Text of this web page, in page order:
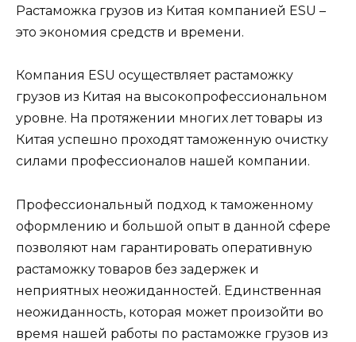
Растаможка грузов из Китая компанией ESU –
это экономия средств и времени.
Компания ESU осуществляет растаможку
грузов из Китая на высокопрофессиональном
уровне. На протяжении многих лет товары из
Китая успешно проходят таможенную очистку
силами профессионалов нашей компании.
Профессиональный подход к таможенному
оформлению и большой опыт в данной сфере
позволяют нам гарантировать оперативную
растаможку товаров без задержек и
неприятных неожиданностей. Единственная
неожиданность, которая может произойти во
время нашей работы по растаможке грузов из